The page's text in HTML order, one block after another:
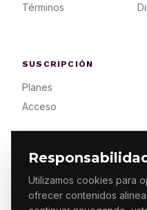
Utilizamos cookies para
ofrecer contenidos
Términos
SUSCRIPCIÓN
Planes
Acceso
© 2026 ES PRIMERA MX.
RESERVADOS / DESIGN